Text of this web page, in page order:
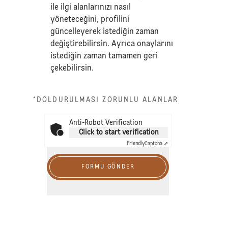
ile ilgi alanlarınızı nasıl
yöneteceğini, profilini
güncelleyerek istediğin zaman
değiştirebilirsin. Ayrıca onaylarını
istediğin zaman tamamen geri
çekebilirsin.
*DOLDURULMASI ZORUNLU ALANLAR
Anti-Robot Verification
Click to start verification
FriendlyCaptcha ⇗
FORMU GÖNDER